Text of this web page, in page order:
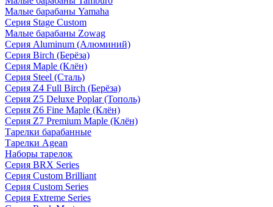
Малые барабаны Yamaha
Серия Stage Custom
Малые барабаны Zowag
Серия Aluminum (Алюминий)
Серия Birch (Берёза)
Серия Maple (Клён)
Серия Steel (Сталь)
Серия Z4 Full Birch (Берёза)
Серия Z5 Deluxe Poplar (Тополь)
Серия Z6 Fine Maple (Клён)
Серия Z7 Premium Maple (Клён)
Тарелки барабанные
Тарелки Agean
Наборы тарелок
Серия BRX Series
Серия Custom Brilliant
Серия Custom Series
Серия Extreme Series